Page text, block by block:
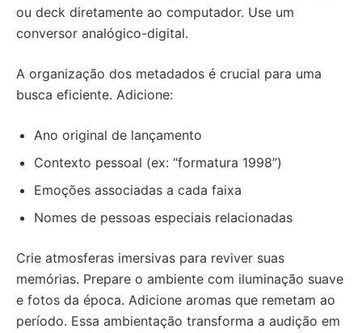
ou deck diretamente ao computador. Use um
conversor analógico-digital.
A organização dos metadados é crucial para uma
busca eficiente. Adicione:
Ano original de lançamento
Contexto pessoal (ex: “formatura 1998”)
Emoções associadas a cada faixa
Nomes de pessoas especiais relacionadas
Crie atmosferas imersivas para reviver suas
memórias. Prepare o ambiente com iluminação suave
e fotos da época. Adicione aromas que remetam ao
período. Essa ambientação transforma a audição em